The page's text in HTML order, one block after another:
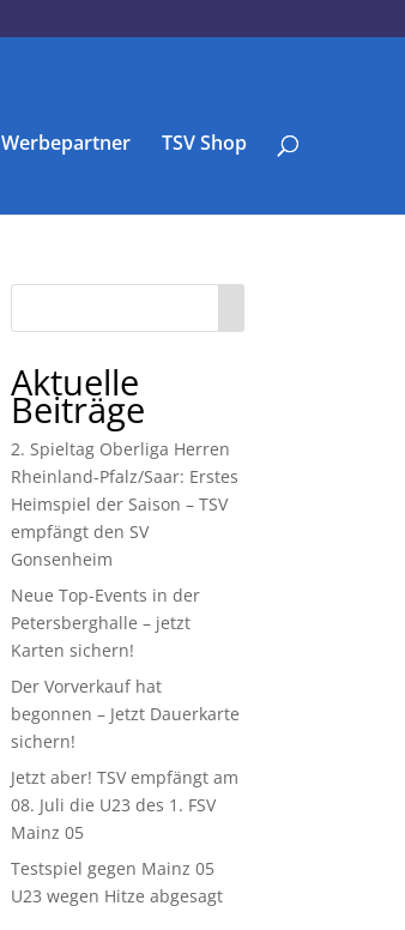
Werbepartner TSV Shop
Aktuelle
Beiträge
2. Spieltag Oberliga Herren
Rheinland-Pfalz/Saar: Erstes
Heimspiel der Saison – TSV
empfängt den SV
Gonsenheim
Neue Top-Events in der
Petersberghalle – jetzt
Karten sichern!
Der Vorverkauf hat
begonnen – Jetzt Dauerkarte
sichern!
Jetzt aber! TSV empfängt am
08. Juli die U23 des 1. FSV
Mainz 05
Testspiel gegen Mainz 05
U23 wegen Hitze abgesagt